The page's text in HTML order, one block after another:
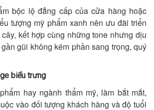
bộc lộ đẳng cấp của cửa hàng hoặc
tượng mỹ phẩm xanh nên ưu đãi triển
kết hợp cùng những tone nhưng dịu
gũi không kém phần sang trọng, quý
biểu trưng
hay ngành thẩm mỹ, làm bắt mắt,
vào đối tượng khách hàng và độ tuổi